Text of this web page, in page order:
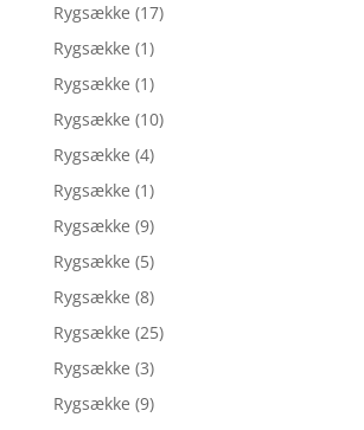
Rygsække (17)
Rygsække (1)
Rygsække (1)
Rygsække (10)
Rygsække (4)
Rygsække (1)
Rygsække (9)
Rygsække (5)
Rygsække (8)
Rygsække (25)
Rygsække (3)
Rygsække (9)